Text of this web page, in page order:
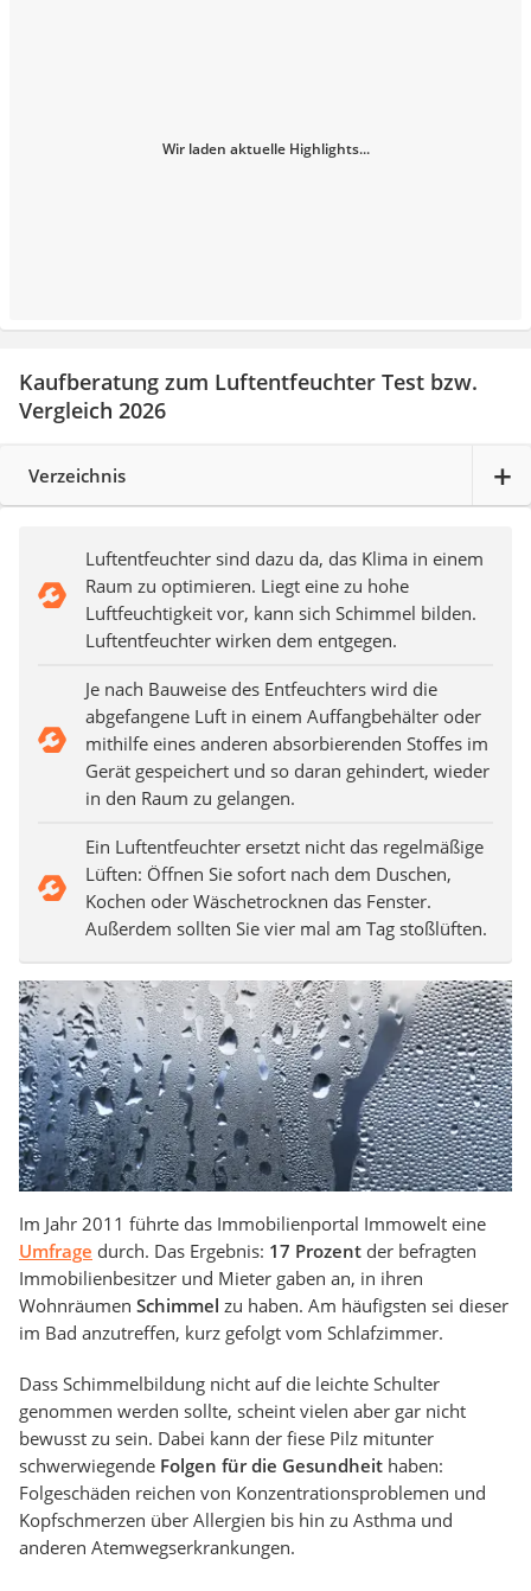
Wir laden aktuelle Highlights...
Kaufberatung zum Luftentfeuchter Test bzw.
Vergleich 2026
Verzeichnis
Luftentfeuchter sind dazu da, das Klima in einem
Raum zu optimieren. Liegt eine zu hohe
Luftfeuchtigkeit vor, kann sich Schimmel bilden.
Luftentfeuchter wirken dem entgegen.
Je nach Bauweise des Entfeuchters wird die
abgefangene Luft in einem Auffangbehälter oder
mithilfe eines anderen absorbierenden Stoffes im
Gerät gespeichert und so daran gehindert, wieder
in den Raum zu gelangen.
Ein Luftentfeuchter ersetzt nicht das regelmäßige
Lüften: Öffnen Sie sofort nach dem Duschen,
Kochen oder Wäschetrocknen das Fenster.
Außerdem sollten Sie vier mal am Tag stoßlüften.
Im Jahr 2011 führte das Immobilienportal Immowelt eine
Umfrage durch. Das Ergebnis: 17 Prozent der befragten
Immobilienbesitzer und Mieter gaben an, in ihren
Wohnräumen Schimmel zu haben. Am häufigsten sei dieser
im Bad anzutreffen, kurz gefolgt vom Schlafzimmer.
Dass Schimmelbildung nicht auf die leichte Schulter
genommen werden sollte, scheint vielen aber gar nicht
bewusst zu sein. Dabei kann der fiese Pilz mitunter
schwerwiegende Folgen für die Gesundheit haben:
Folgeschäden reichen von Konzentrationsproblemen und
Kopfschmerzen über Allergien bis hin zu Asthma und
anderen Atemwegserkrankungen.